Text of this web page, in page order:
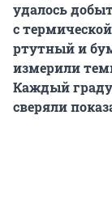
удалось
с
ртутный и
измерили
Каждый
сверяли